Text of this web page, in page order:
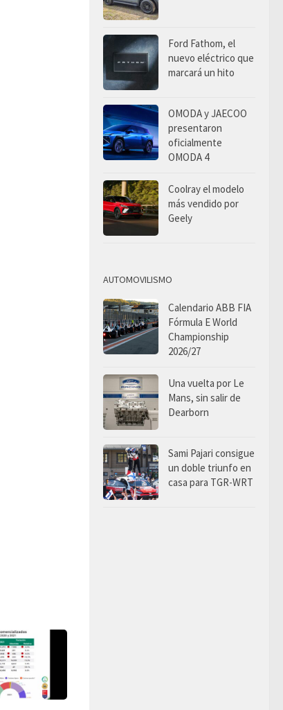
Ford Fathom, el
nuevo eléctrico que
marcará un hito
OMODA y JAECOO
presentaron
oficialmente
OMODA 4
Coolray el modelo
más vendido por
Geely
AUTOMOVILISMO
Calendario ABB FIA
Fórmula E World
Championship
2026/27
Una vuelta por Le
Mans, sin salir de
Dearborn
Sami Pajari consigue
un doble triunfo en
casa para TGR-WRT